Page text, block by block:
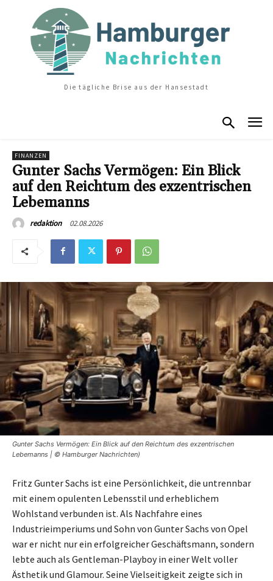
Die tägliche Brise aus der Hansestadt
FINANZEN
Gunter Sachs Vermögen: Ein Blick
auf den Reichtum des exzentrischen
Lebemanns
redaktion 02.08.2026
Gunter Sachs Vermögen: Ein Blick auf den Reichtum des exzentrischen
Lebemanns | © Hamburger Nachrichten)
Fritz Gunter Sachs ist eine Persönlichkeit, die untrennbar
mit einem opulenten Lebensstil und erheblichem
Wohlstand verbunden ist. Als Nachfahre eines
Industrieimperiums und Sohn von Gunter Sachs von Opel
war er nicht nur ein erfolgreicher Geschäftsmann, sondern
lebte auch als Gentleman-Playboy in einer Welt voller
Ästhetik und Glamour. Seine Vielseitigkeit zeigte sich in